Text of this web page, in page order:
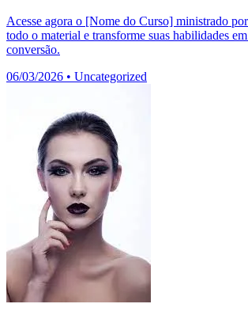
Acesse agora o [Nome do Curso] ministrado
todo o material e transforme suas habilidades
conversão.
06/03/2026 • Uncategorized